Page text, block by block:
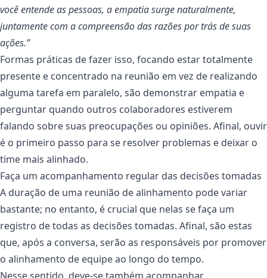
você entende as pessoas, a empatia surge naturalmente,
juntamente com a compreensão das razões por trás de suas
ações.”
Formas práticas de fazer isso, focando estar totalmente
presente e concentrado na reunião em vez de realizando
alguma tarefa em paralelo, são demonstrar empatia e
perguntar quando outros colaboradores estiverem
falando sobre suas preocupações ou opiniões. Afinal, ouvir
é o primeiro passo para se resolver problemas e deixar o
time mais alinhado.
Faça um acompanhamento regular das decisões tomadas
A duração de uma reunião de alinhamento pode variar
bastante; no entanto, é crucial que nelas se faça um
registro de todas as decisões tomadas. Afinal, são estas
que, após a conversa, serão as responsáveis por promover
o alinhamento de equipe ao longo do tempo.